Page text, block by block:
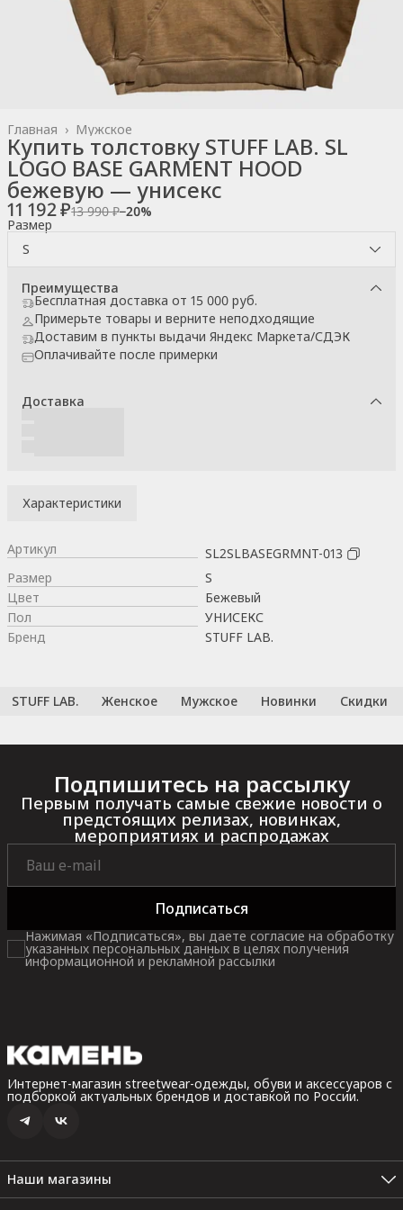
Мужское
Главная ›
Купить толстовку STUFF LAB. SL
LOGO BASE GARMENT HOOD
бежевую — унисекс
11 192 ₽13 990 ₽−20%
Размер
S
Преимущества
Бесплатная доставка от 15 000 руб.
Примерьте товары и верните неподходящие
Доставим в пункты выдачи Яндекс Маркета/СДЭК
Оплачивайте после примерки
Доставка
Характеристики
Артикул
SL2SLBASEGRMNT-013
Размер
S
Цвет
Бежевый
Пол
УНИСЕКС
Бренд
STUFF LAB.
STUFF LAB. Женское Мужское Новинки Скидки
Подпишитесь на рассылку
Первым получать самые свежие новости о
предстоящих релизах, новинках,
мероприятиях и распродажах
Подписаться
Нажимая «Подписаться», вы даете согласие на обработку
указанных персональных данных в целях получения
информационной и рекламной рассылки
Интернет-магазин streetwear-одежды, обуви и аксессуаров с
подборкой актуальных брендов и доставкой по России.
Наши магазины
Санкт-Петербург, Невский пр. 35В, 2 этаж (Пн.-Вс.: 10:00 -